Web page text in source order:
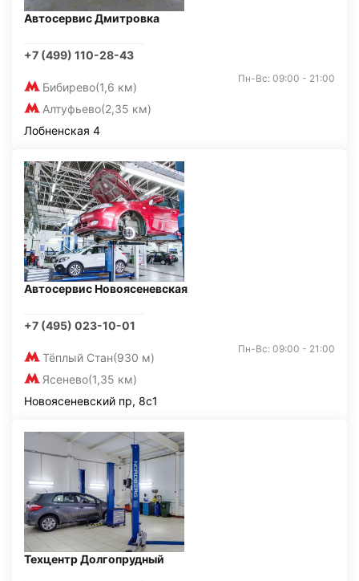
Автосервис Дмитровка
+7 (499) 110-28-43
Бибирево(1,6 км)
Алтуфьево(2,35 км)
Пн-Вс: 09:00 - 21:00
Лобненская 4
Автосервис Новоясеневская
+7 (495) 023-10-01
Тёплый Стан(930 м)
Ясенево(1,35 км)
Пн-Вс: 09:00 - 21:00
Новоясеневский пр, 8с1
Техцентр Долгопрудный